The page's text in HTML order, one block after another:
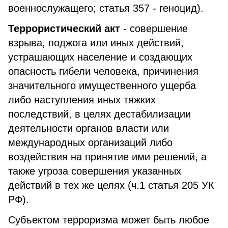
военнослужащего; статья 357 - геноцид).
Террористический акт - совершение
взрыва, поджога или иных действий,
устрашающих население и создающих
опасность гибели человека, причинения
значительного имущественного ущерба
либо наступления иных тяжких
последствий, в целях дестабилизации
деятельности органов власти или
международных организаций либо
воздействия на принятие ими решений, а
также угроза совершения указанных
действий в тех же целях (ч.1 статья 205 УК
РФ).
Субъектом терроризма может быть любое